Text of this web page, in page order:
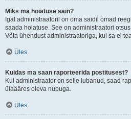
Miks ma hoiatuse sain?
Igal administraatoril on oma saidil omad
saada hoiatuse. See on administraatori
Võta ühendust administraatoriga, kui sa ei
Üles
Kuidas ma saan raporteerida postitusest?
Kui administraator on selle lubanud, saad
ülaääres oleva nupuga.
Üles